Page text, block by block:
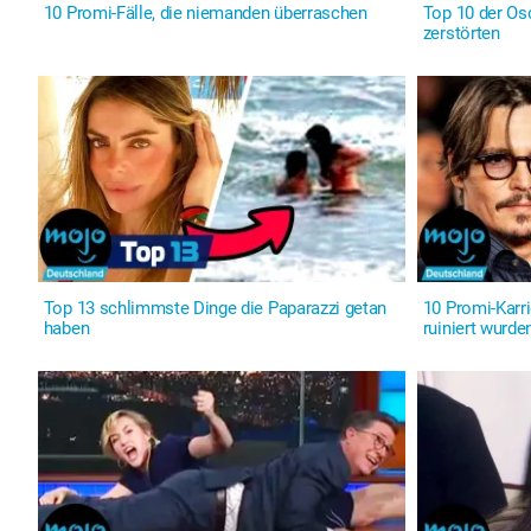
10 Promi-Fälle, die niemanden überraschen
Top 10 der
zerstörten
Top 13 schlimmste Dinge die Paparazzi getan
haben
10 Promi-
ruiniert